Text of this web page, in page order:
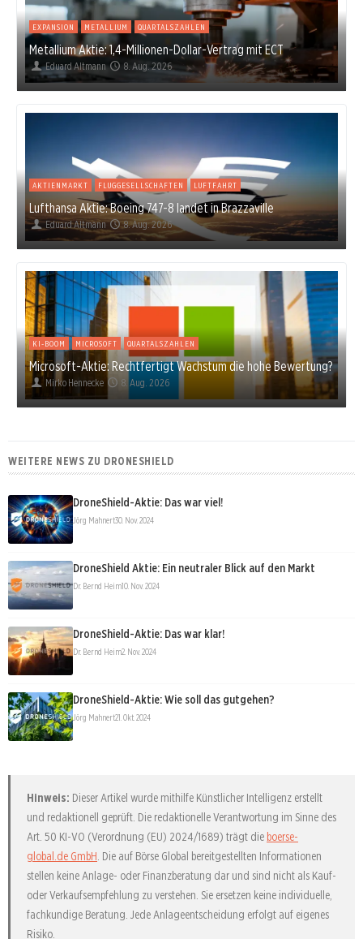
EXPANSION METALLIUM QUARTALSZAHLEN
Metallium Aktie: 1,4-Millionen-Dollar-Vertrag mit ECT
Eduard Altmann 8. Aug. 2026
AKTIENMARKT FLUGGESELLSCHAFTEN LUFTFAHRT
Lufthansa Aktie: Boeing 747-8 landet in Brazzaville
Eduard Altmann 8. Aug. 2026
KI-BOOM MICROSOFT QUARTALSZAHLEN
Microsoft-Aktie: Rechtfertigt Wachstum die hohe Bewertung?
Mirko Hennecke 8. Aug. 2026
WEITERE NEWS ZU DRONESHIELD
DroneShield-Aktie: Das war viel!
Jörg Mahnert30. Nov. 2024
DroneShield Aktie: Ein neutraler Blick auf den Markt
Dr. Bernd Heim10. Nov. 2024
DroneShield-Aktie: Das war klar!
Dr. Bernd Heim2. Nov. 2024
DroneShield-Aktie: Wie soll das gutgehen?
Jörg Mahnert21. Okt. 2024
Hinweis: Dieser Artikel wurde mithilfe Künstlicher Intelligenz erstellt
und redaktionell geprüft. Die redaktionelle Verantwortung im Sinne des
Art. 50 KI-VO (Verordnung (EU) 2024/1689) trägt die boerse-
global.de GmbH . Die auf Börse Global bereitgestellten Informationen
stellen keine Anlage- oder Finanzberatung dar und sind nicht als Kauf-
oder Verkaufsempfehlung zu verstehen. Sie ersetzen keine individuelle,
fachkundige Beratung. Jede Anlageentscheidung erfolgt auf eigenes
Risiko.